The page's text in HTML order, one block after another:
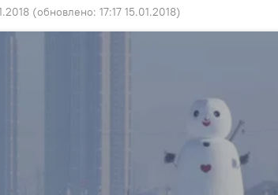
(обновлено: 17:17 15.01.2018)